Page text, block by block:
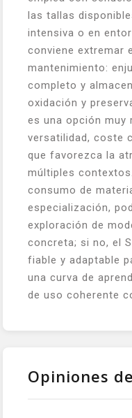
las tallas
intensiva o en
conviene extremar
mantenimiento:
completo y
oxidación y
es una opción muy
versatilidad, coste
que favorezca la
múltiples
consumo de
especialización,
exploración de
concreta; si no, el
fiable y adaptable
una curva de
de uso coherente
Opiniones